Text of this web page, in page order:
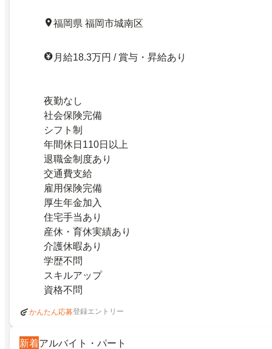
福岡県 福岡市城南区
月給18.3万円 / 賞与・昇給あり
夜勤なし
社会保険完備
シフト制
年間休日110日以上
退職金制度あり
交通費支給
雇用保険完備
厚生年金加入
住宅手当あり
産休・育休実績あり
介護休暇あり
学歴不問
スキルアップ
資格不問
かんたん応募登録エントリー
新着アルバイト・パート